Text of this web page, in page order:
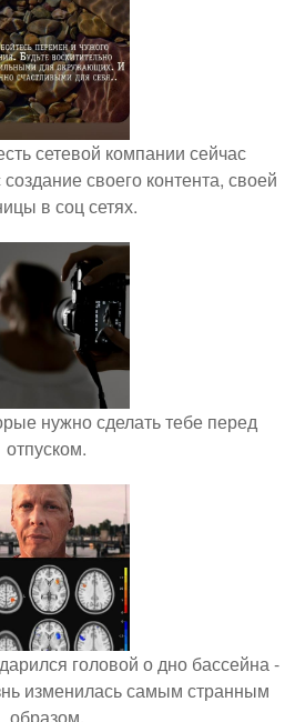
сетевой компании сейчас
своего контента, своей
в соц сетях.
нужно сделать тебе перед
отпуском.
головой о дно бассейна -
изменилась самым странным